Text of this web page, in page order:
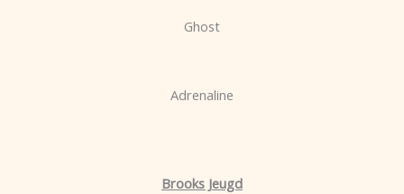
Ghost
Adrenaline
Brooks Jeugd